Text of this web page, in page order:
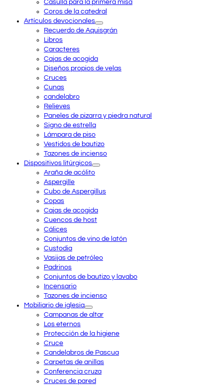
Casulla para la primera misa
Coros de la catedral
Artículos devocionales
Recuerdo de Aquisgrán
Libros
Caracteres
Cajas de acogida
Diseños propios de velas
Cruces
Cunas
candelabro
Relieves
Paneles de pizarra y piedra natural
Signo de estrella
Lámpara de piso
Vestidos de bautizo
Tazones de incienso
Dispositivos litúrgicos
Araña de acólito
Aspergille
Cubo de Aspergillus
Copas
Cajas de acogida
Cuencos de host
Cálices
Conjuntos de vino de latón
Custodia
Vasijas de petróleo
Padrinos
Conjuntos de bautizo y lavabo
Incensario
Tazones de incienso
Mobiliario de iglesia
Campanas de altar
Los eternos
Protección de la higiene
Cruce
Candelabros de Pascua
Carpetas de anillas
Conferencia cruza
Cruces de pared